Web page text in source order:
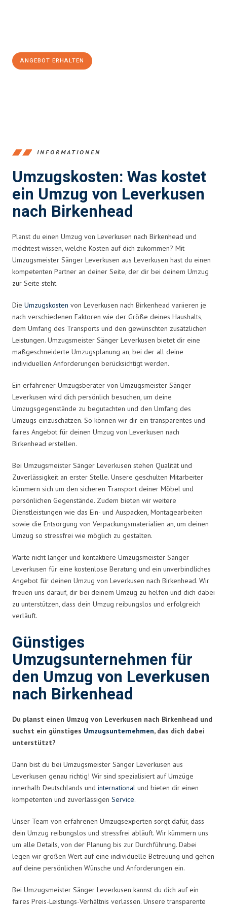
ANGEBOT ERHALTEN
INFORMATIONEN
Umzugskosten: Was kostet
ein Umzug von Leverkusen
nach Birkenhead
Planst du einen Umzug von Leverkusen nach Birkenhead und
möchtest wissen, welche Kosten auf dich zukommen? Mit
Umzugsmeister Sänger Leverkusen aus Leverkusen hast du einen
kompetenten Partner an deiner Seite, der dir bei deinem Umzug
zur Seite steht.
Die Umzugskosten von Leverkusen nach Birkenhead variieren je
nach verschiedenen Faktoren wie der Größe deines Haushalts,
dem Umfang des Transports und den gewünschten zusätzlichen
Leistungen. Umzugsmeister Sänger Leverkusen bietet dir eine
maßgeschneiderte Umzugsplanung an, bei der all deine
individuellen Anforderungen berücksichtigt werden.
Ein erfahrener Umzugsberater von Umzugsmeister Sänger
Leverkusen wird dich persönlich besuchen, um deine
Umzugsgegenstände zu begutachten und den Umfang des
Umzugs einzuschätzen. So können wir dir ein transparentes und
faires Angebot für deinen Umzug von Leverkusen nach
Birkenhead erstellen.
Bei Umzugsmeister Sänger Leverkusen stehen Qualität und
Zuverlässigkeit an erster Stelle. Unsere geschulten Mitarbeiter
kümmern sich um den sicheren Transport deiner Möbel und
persönlichen Gegenstände. Zudem bieten wir weitere
Dienstleistungen wie das Ein- und Auspacken, Montagearbeiten
sowie die Entsorgung von Verpackungsmaterialien an, um deinen
Umzug so stressfrei wie möglich zu gestalten.
Warte nicht länger und kontaktiere Umzugsmeister Sänger
Leverkusen für eine kostenlose Beratung und ein unverbindliches
Angebot für deinen Umzug von Leverkusen nach Birkenhead. Wir
freuen uns darauf, dir bei deinem Umzug zu helfen und dich dabei
zu unterstützen, dass dein Umzug reibungslos und erfolgreich
verläuft.
Günstiges
Umzugsunternehmen für
den Umzug von Leverkusen
nach Birkenhead
Du planst einen Umzug von Leverkusen nach Birkenhead und
suchst ein günstiges Umzugsunternehmen, das dich dabei
unterstützt?
Dann bist du bei Umzugsmeister Sänger Leverkusen aus
Leverkusen genau richtig! Wir sind spezialisiert auf Umzüge
innerhalb Deutschlands und international und bieten dir einen
kompetenten und zuverlässigen Service.
Unser Team von erfahrenen Umzugsexperten sorgt dafür, dass
dein Umzug reibungslos und stressfrei abläuft. Wir kümmern uns
um alle Details, von der Planung bis zur Durchführung. Dabei
legen wir großen Wert auf eine individuelle Betreuung und gehen
auf deine persönlichen Wünsche und Anforderungen ein.
Bei Umzugsmeister Sänger Leverkusen kannst du dich auf ein
faires Preis-Leistungs-Verhältnis verlassen. Unsere transparente